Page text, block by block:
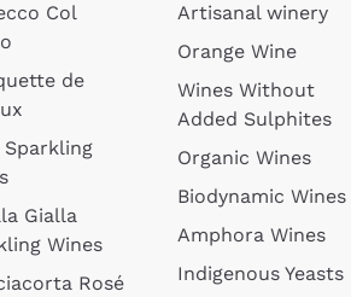
Col
de
Sparkling
Gialla
Wines
Rosé
Artisanal winery
Orange Wine
Wines Without
Added Sulphites
Organic Wines
Biodynamic Wines
Amphora Wines
Indigenous Yeasts